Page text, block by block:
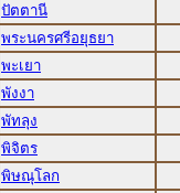
ปัตตานี
พระนครศรีอยุธยา
พะเยา
พังงา
พัทลุง
พิจิตร
พิษณุโลก